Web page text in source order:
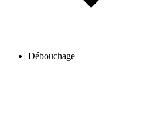
Débouchage